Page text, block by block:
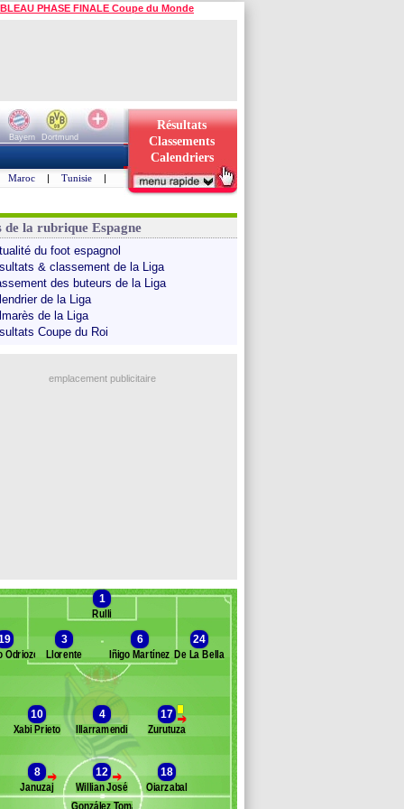
PHASE FINALE Coupe du Monde
Bayern
Dortmund
Résultats
Classements
Calendriers
Maroc | Tunisie |
de la rubrique Espagne
du foot espagnol
& classement de la Liga
des buteurs de la Liga
de la Liga
de la Liga
Coupe du Roi
emplacement publicitaire
Zubeldía
Navas
Carlos Martínez
1
Rulli
3
Llorente
6
Íñigo Martínez
24
De La Bella
10
Xabi Prieto
4
Illarramendi
>
17
Zurutuza
>
8
Januzaj
>
12
Willian José
18
Oiarzabal
González Tomás